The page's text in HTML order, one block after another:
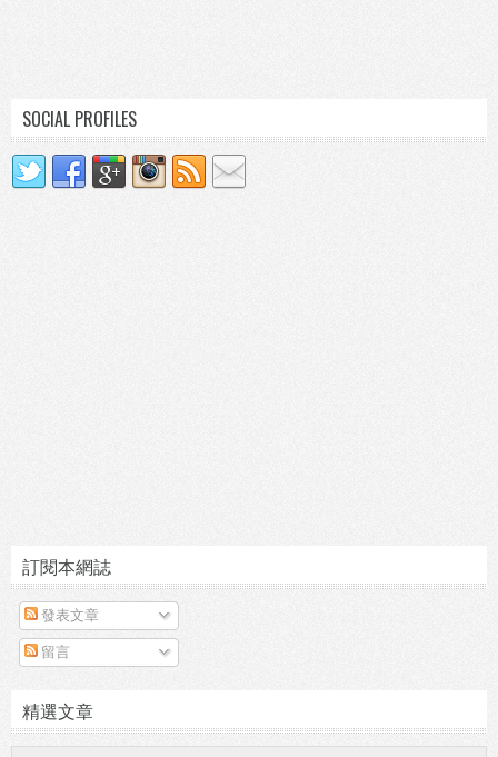
SOCIAL PROFILES
訂閱本網誌
發表文章
留言
精選文章